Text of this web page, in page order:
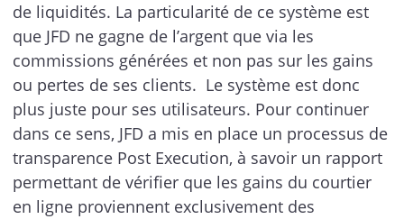
de liquidités. La particularité de ce système est
que JFD ne gagne de l’argent que via les
commissions générées et non pas sur les gains
ou pertes de ses clients. Le système est donc
plus juste pour ses utilisateurs. Pour continuer
dans ce sens, JFD a mis en place un processus de
transparence Post Execution, à savoir un rapport
permettant de vérifier que les gains du courtier
en ligne proviennent exclusivement des